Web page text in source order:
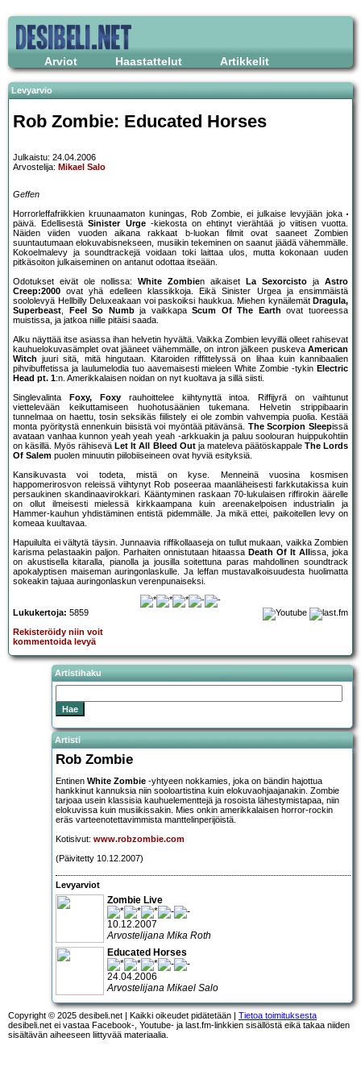
Arviot Haastattelut Artikkelit
Levyarvio
Rob Zombie: Educated Horses
Julkaistu: 24.04.2006
Arvostelija: Mikael Salo
Geffen
Horrorleffafriikkien kruunaamaton kuningas, Rob Zombie, ei julkaise levyjään joka
päivä. EdellisestäSinister Urge-kiekosta on ehtinyt vierähtää jo viitisen vuotta.
Näiden viiden vuoden aikana rakkaat b-luokan filmit ovat saaneet Zombien
suuntautumaan elokuvabisnekseen, musiikin tekeminen on saanut jäädä vähemmälle.
Kokoelmalevy ja soundtrackejä voidaan toki laittaa ulos, mutta kokonaan uuden
pitkäsoiton julkaiseminen on antanut odottaa itseään.
Odotukset eivät ole nollissa: White Zombien aikaiset La Sexorcisto ja Astro
Creep:2000 ovat yhä edelleen klassikkoja. Eikä Sinister Urgea ja ensimmäistä
soololevyä Hellbilly Deluxeakaan voi paskoiksi haukkua. Miehen kynäilemät Dragula,
Superbeast, Feel So Numbja vaikkapaScum Of The Earth ovat tuoreessa
muistissa, ja jatkoa niille pitäisi saada.
Alku näyttää itse asiassa ihan helvetin hyvältä. Vaikka Zombien levyillä olleet rahisevat
kauhuelokuvasämplet ovat jääneet vähemmälle, on intron jälkeen puskeva American
Witch juuri sitä, mitä hingutaan. Kitaroiden riffittelyssä on lihaa kuin kannibaalien
pihvibuffetissa ja laulumelodia tuo aavemaisesti mieleen White Zombie -tykin Electric
Head pt. 1:n. Amerikkalaisen noidan on nyt kuoltava ja sillä siisti.
Singlevalinta
Foxy, Foxyrauhoittelee kiihtynyttä intoa. Riffijyrä on vaihtunut
viettelevään keikuttamiseen huohotusäänien tukemana. Helvetin strippibaarin
tunnelmaa on haettu, tosin seksikäs fiilistely ei ole zombin vahvempia puolia. Kestää
monta pyöritystä ennenkuin biisistä voi myöntää pitävänsä. The Scorpion Sleepissä
avataan vanhaa kunnon yeah yeah yeah -arkkuakin ja paluu soolouran huippukohtiin
on käsillä. Myös rähisevä Let It All Bleed Outja mateleva päätöskappale The Lords
Of Salem puolen minuutin piilobiiseineen ovat hyviä esityksiä.
Kansikuvasta voi todeta, mistä on kyse. Menneinä vuosina kosmisen
happomerirosvon releissä viihtynyt Rob poseeraa maanläheisesti farkkutakissa kuin
persaukinen skandinaavirokkari. Kääntyminen raskaan 70-lukulaisen riffirokin äärelle
on ollut ilmeisesti mielessä kirkkaampana kuin areenakelpoisen industrialin ja
Hammer-kauhun yhdistäminen entistä pidemmälle. Ja mikä ettei, paikoitellen levy on
komeaa kuultavaa.
Hapuilulta ei vältytä täysin. Junnaavia riffikollaaseja on tullut mukaan, vaikka Zombien
karisma pelastaakin paljon. Parhaiten onnistutaan hitaassa Death Of It All issa, joka
on akustisella kitaralla, pianolla ja jousilla soitettuna paras mahdollinen soundtrack
apokalyptisen maiseman auringonlaskulle. Ja leffan mustavalkoisuudesta huolimatta
sokeakin tajuaa auringonlaskun verenpunaiseksi.
Lukukertoja: 5859
Rekisteröidy niin voit
kommentoida levyä
Artistihaku
Artisti
Rob Zombie
Entinen White Zombie -yhtyeen nokkamies, joka on bändin hajottua
hankkinut kannuksia niin sooloartistina kuin elokuvaohjaajanakin. Zombie
tarjoaa usein klassisia kauhuelementtejä ja rosoista lähestymistapaa, niin
elokuvissa kuin musiikissakin. Mies onkin amerikkalaisen horror-rockin
eräs varteenotettavimmista manttelinperijöistä.
Kotisivut: www.robzombie.com
(Päivitetty 10.12.2007)
Levyarviot
Zombie Live
10.12.2007
Arvostelijana Mika Roth
Educated Horses
24.04.2006
Arvostelijana Mikael Salo
Copyright © 2025 desibeli.net | Kaikki oikeudet pidätetään | Tietoa toimituksesta
desibeli.net ei vastaa Facebook-, Youtube- ja last.fm-linkkien sisällöstä eikä takaa niiden
sisältävän aiheeseen liittyvää materiaalia.